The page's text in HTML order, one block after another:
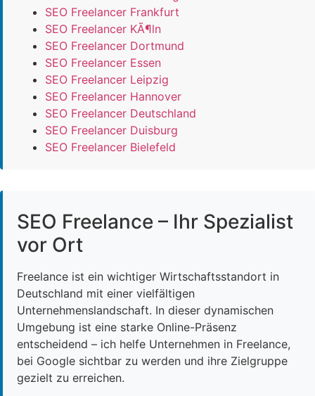
SEO Freelancer Frankfurt
SEO Freelancer KÃ¶ln
SEO Freelancer Dortmund
SEO Freelancer Essen
SEO Freelancer Leipzig
SEO Freelancer Hannover
SEO Freelancer Deutschland
SEO Freelancer Duisburg
SEO Freelancer Bielefeld
SEO Freelance – Ihr Spezialist
vor Ort
Freelance ist ein wichtiger Wirtschaftsstandort in
Deutschland mit einer vielfältigen
Unternehmenslandschaft. In dieser dynamischen
Umgebung ist eine starke Online-Präsenz
entscheidend – ich helfe Unternehmen in Freelance,
bei Google sichtbar zu werden und ihre Zielgruppe
gezielt zu erreichen.